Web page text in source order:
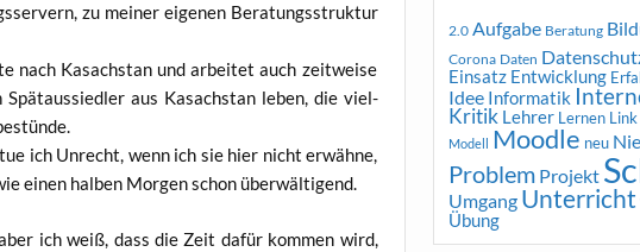
zu mei­ner eige­nen Bera­tungs­struk­tur
nach Kasach­stan und arbei­tet auch zeit­wei­se
aus Kasach­stan leben, die viel­
ich Unrecht, wenn ich sie hier nicht erwäh­ne,
einen hal­ben Mor­gen schon überwältigend.
ich weiß, dass die Zeit dafür kom­men wird,
2.0 Aufgabe Beratung
Corona Daten
Einsatz Entwicklung
Idee Informatik
Kritik Lehrer Lernen Link
Modell Moodle neu
Problem Projekt
Umgang Unterricht
Übung